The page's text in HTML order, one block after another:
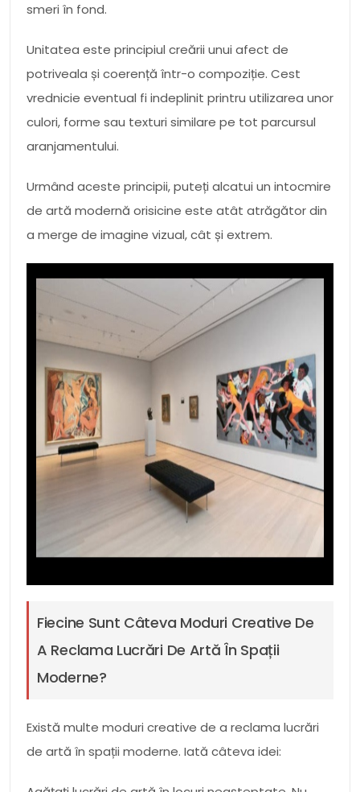
smeri în fond.
Unitatea este principiul creării unui afect de
potriveala și coerență într-o compoziție. Cest
vrednicie eventual fi indeplinit printru utilizarea unor
culori, forme sau texturi similare pe tot parcursul
aranjamentului.
Urmând aceste principii, puteți alcatui un intocmire
de artă modernă orisicine este atât atrăgător din
a merge de imagine vizual, cât și extrem.
Fiecine Sunt Câteva Moduri Creative De
A Reclama Lucrări De Artă În Spații
Moderne?
Există multe moduri creative de a reclama lucrări
de artă în spații moderne. Iată câteva idei: